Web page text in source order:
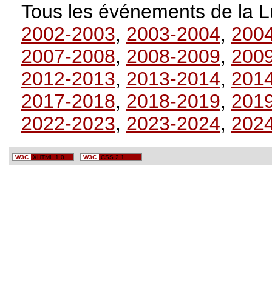
Tous les événements de la
2002-2003, 2003-2004,
2007-2008, 2008-2009,
2012-2013, 2013-2014,
2017-2018, 2018-2019,
2022-2023, 2023-2024,
W3C XHTML 1.0 W3C CSS 2.1